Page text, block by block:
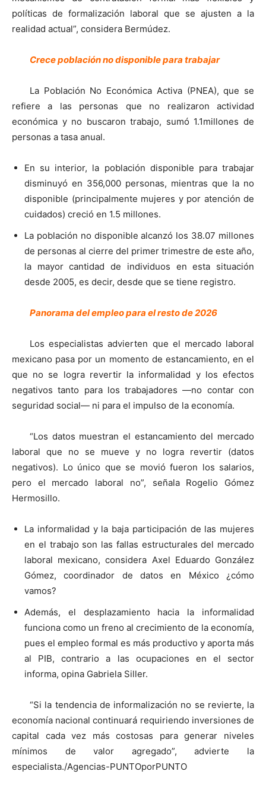
políticas de formalización laboral que se ajusten a la
realidad actual”, considera Bermúdez.
Crece población no disponible para trabajar
La Población No Económica Activa (PNEA), que se
refiere a las personas que no realizaron actividad
económica y no buscaron trabajo, sumó 1.1millones de
personas a tasa anual.
En su interior, la población disponible para trabajar
disminuyó en 356,000 personas, mientras que la no
disponible (principalmente mujeres y por atención de
cuidados) creció en 1.5 millones.
La población no disponible alcanzó los 38.07 millones
de personas al cierre del primer trimestre de este año,
la mayor cantidad de individuos en esta situación
desde 2005, es decir, desde que se tiene registro.
Panorama del empleo para el resto de 2026
Los especialistas advierten que el mercado laboral
mexicano pasa por un momento de estancamiento, en el
que no se logra revertir la informalidad y los efectos
negativos tanto para los trabajadores —no contar con
seguridad social— ni para el impulso de la economía.
“Los datos muestran el estancamiento del mercado
laboral que no se mueve y no logra revertir (datos
negativos). Lo único que se movió fueron los salarios,
pero el mercado laboral no”, señala Rogelio Gómez
Hermosillo.
La informalidad y la baja participación de las mujeres
en el trabajo son las fallas estructurales del mercado
laboral mexicano, considera Axel Eduardo González
Gómez, coordinador de datos en México ¿cómo
vamos?
Además, el desplazamiento hacia la informalidad
funciona como un freno al crecimiento de la economía,
pues el empleo formal es más productivo y aporta más
al PIB, contrario a las ocupaciones en el sector
informa, opina Gabriela Siller.
“Si la tendencia de informalización no se revierte, la
economía nacional continuará requiriendo inversiones de
capital cada vez más costosas para generar niveles
mínimos de valor agregado”, advierte la
especialista./Agencias-PUNTOporPUNTO